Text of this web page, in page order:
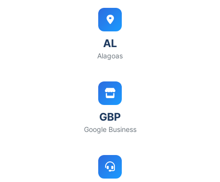
AL
Alagoas
GBP
Google Business